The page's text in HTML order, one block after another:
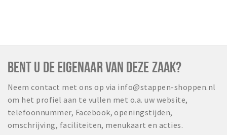
BENT U DE EIGENAAR VAN DEZE ZAAK?
Neem contact met ons op via info@stappen-shoppen.nl
om het profiel aan te vullen met o.a. uw website,
telefoonnummer, Facebook, openingstijden,
omschrijving, faciliteiten, menukaart en acties.